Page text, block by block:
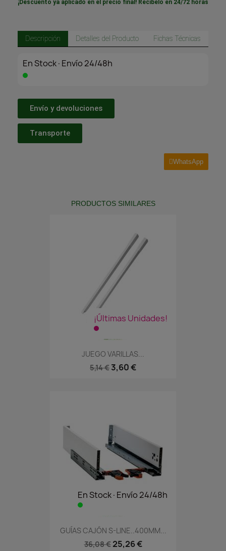
¡Descuento ya aplicado en el precio final! Recíbelo en 24/72 horas
Descripción Detalles del Producto Fichas Técnicas
En Stock·Envío 24/48h
Envío y devoluciones
Transporte
WhatsApp
PRODUCTOS SIMILARES
¡Últimas Unidades!
JUEGO VARILLAS...
5,14 € 3,60 €
En Stock·Envío 24/48h
GUÍAS CAJÓN S-LINE..400MM...
36,08 € 25,26 €